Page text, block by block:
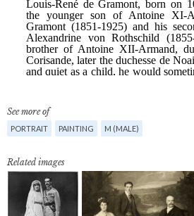
See more of
PORTRAIT PAINTING M (MALE)
Related images